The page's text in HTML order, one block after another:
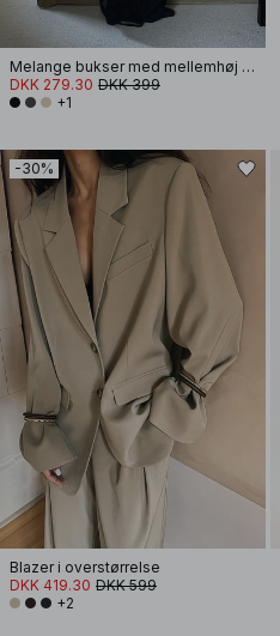
Melange bukser med mellemhøj talje
DKK 279.30 DKK 399
+1
-30%
Blazer i overstørrelse
DKK 419.30 DKK 599
+2